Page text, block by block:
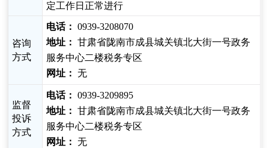
定工作日正常进行
咨询
方式
电话： 0939-3208070
地址： 甘肃省陇南市成县城关镇北大街一号政务
服务中心二楼税务专区
网址： 无
监督
投诉
方式
电话： 0939-3209895
地址： 甘肃省陇南市成县城关镇北大街一号政务
服务中心二楼税务专区
网址： 无